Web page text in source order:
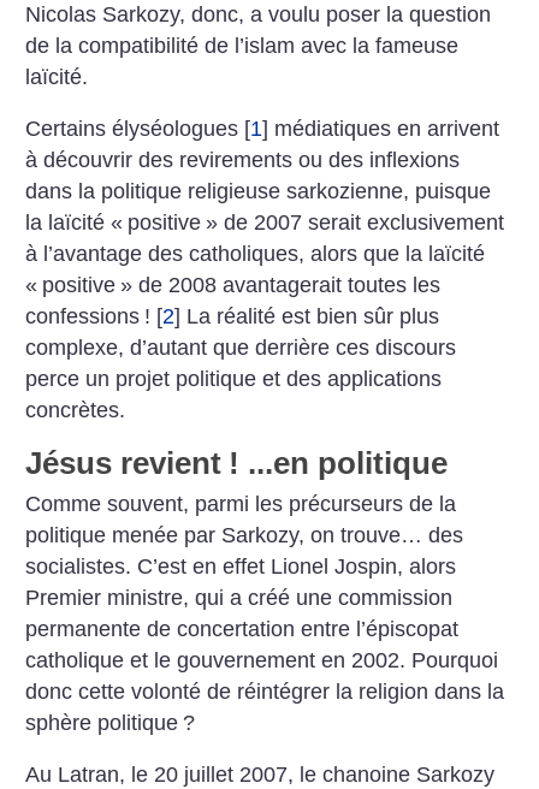
Nicolas Sarkozy, donc, a voulu poser la question
de la compatibilité de l’islam avec la fameuse
laïcité.
Certains élyséologues [1] média­tiques en arrivent
à découvrir des revirements ou des inflexions
dans la politique religieuse sarkozienne, puisque
la laïcité « positive » de 2007 serait exclusivement
à l’avantage des catholiques, alors que la laïcité
« positive » de 2008 avantagerait toutes les
confessions ! [2] La réalité est bien sûr plus
complexe, d’autant que derrière ces discours
perce un projet politique et des applications
concrètes.
Jésus revient ! ...en politique
Comme souvent, parmi les précurseurs de la
politique menée par Sarkozy, on trouve… des
socialistes. C’est en effet Lionel Jospin, alors
Premier ministre, qui a créé une commission
permanente de concertation entre l’épiscopat
catholique et le gouvernement en 2002. Pourquoi
donc cette volonté de réintégrer la religion dans la
sphère politique ?
Au Latran, le 20 juillet 2007, le chanoine Sarkozy